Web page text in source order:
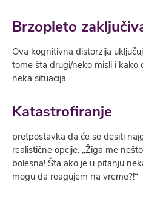
Brzopleto
Ova kognitivna distorzija
tome šta drugi/neko misli i kako
neka situacija.
Katastrofiranje
pretpostavka da će se desiti
realistične opcije. „Žiga me
bolesna! Šta ako je u pitanju
mogu da reagujem na vreme?!“